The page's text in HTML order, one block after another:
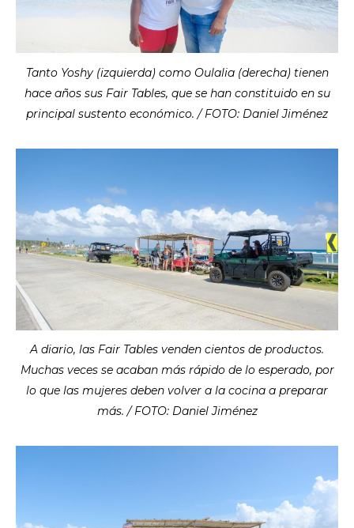
Tanto Yoshy (izquierda) como Oulalia (derecha) tienen
hace años sus Fair Tables, que se han constituido en su
principal sustento económico. / FOTO: Daniel Jiménez
A diario, las Fair Tables venden cientos de productos.
Muchas veces se acaban más rápido de lo esperado, por
lo que las mujeres deben volver a la cocina a preparar
más. / FOTO: Daniel Jiménez